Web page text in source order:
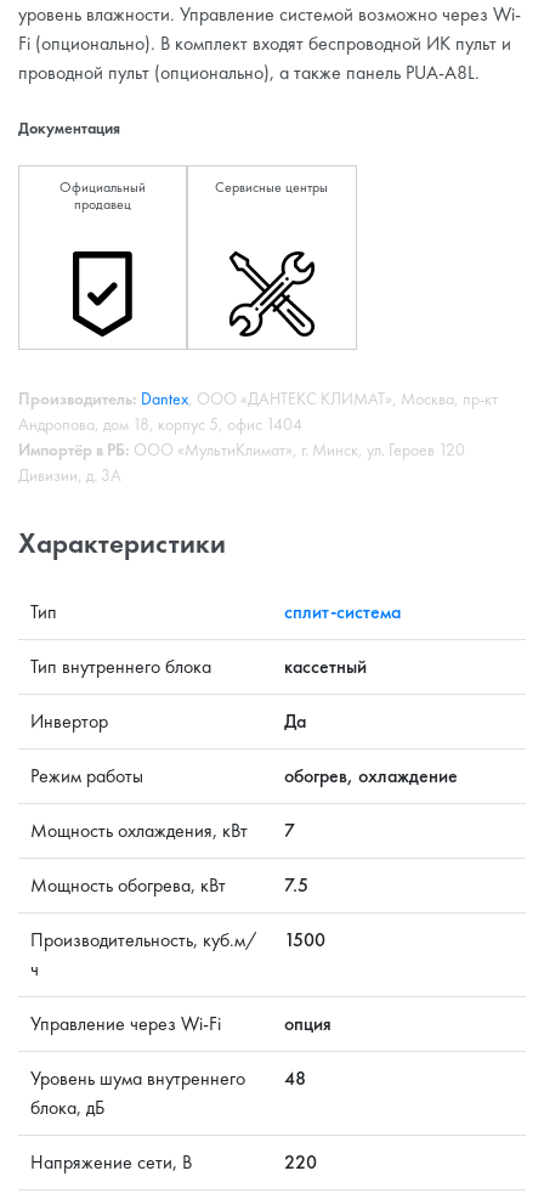
уровень влажности. Управление системой возможно через Wi-
Fi (опционально). В комплект входят беспроводной ИК пульт и
проводной пульт (опционально), а также панель PUA-A8L.
Документация
Официальный
продавец
Сервисные центры
Производитель: Dantex, ООО «ДАНТЕКС КЛИМАТ», Москва, пр-кт
Андропова, дом 18, корпус 5, офис 1404
Импортёр в РБ: ООО «МультиКлимат», г. Минск, ул. Героев 120
Дивизии, д. 3А
Характеристики
Тип сплит-система
Тип внутреннего блока кассетный
Инвертор Да
Режим работы обогрев, охлаждение
Мощность охлаждения, кВт 7
Мощность обогрева, кВт 7.5
Производительность, куб.м/
ч
1500
Управление через Wi-Fi опция
Уровень шума внутреннего
блока, дБ
48
Напряжение сети, В 220